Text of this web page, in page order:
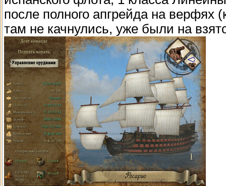
после полного апгрейда на верфях
там не качнулись, уже были на